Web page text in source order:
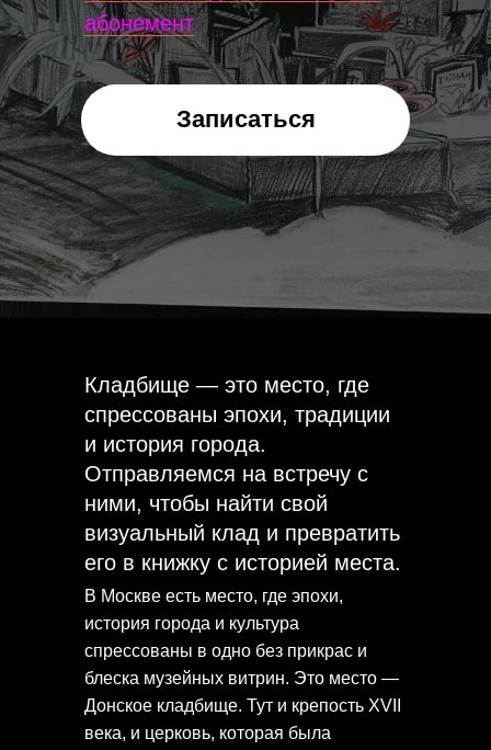
Записаться
абонемент
В Москве есть место, где эпохи,
история города и культура
спрессованы в одно без прикрас и
блеска музейных витрин. Это место —
Донское кладбище. Тут и крепость XVII
века, и церковь, которая была
Кладбище — это место, где
спрессованы эпохи, традиции
и история города.
Отправляемся на встречу с
ними, чтобы найти свой
визуальный клад и превратить
его в книжку с историей места.